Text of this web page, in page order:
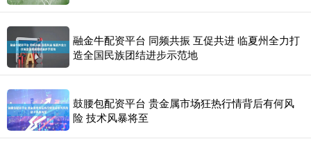
融金牛配资平台 同频共振 互促共进 临夏州全力打
造全国民族团结进步示范地
鼓腰包配资平台 贵金属市场狂热行情背后有何风
险 技术风暴将至